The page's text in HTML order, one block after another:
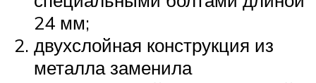
24 мм;
двухслойная конструкция из
металла заменила